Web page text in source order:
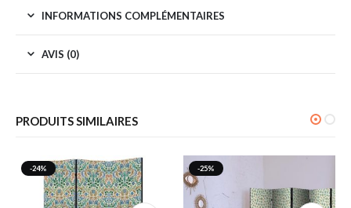
INFORMATIONS COMPLÉMENTAIRES
AVIS (0)
PRODUITS SIMILAIRES
-24% -25%